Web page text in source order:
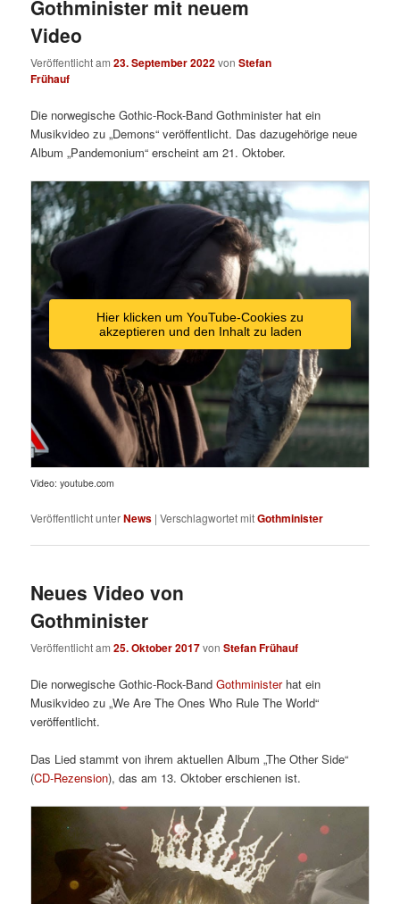
Gothminister mit neuem
Video
Veröffentlicht am23. September 2022vonStefan
Frühauf
Die norwegische Gothic-Rock-Band Gothminister hat ein
Musikvideo zu „Demons“ veröffentlicht. Das dazugehörige neue
Album „Pandemonium“ erscheint am 21. Oktober.
Hier klicken um YouTube-Cookies zu
akzeptieren und den Inhalt zu laden
Video: youtube.com
Veröffentlicht unterNews |Verschlagwortet mitGothminister
Neues Video von
Gothminister
Veröffentlicht am25. Oktober 2017vonStefan Frühauf
Die norwegische Gothic-Rock-BandGothminister hat ein
Musikvideo zu „We Are The Ones Who Rule The World“
veröffentlicht.
Das Lied stammt von ihrem aktuellen Album „The Other Side“
(CD-Rezension), das am 13. Oktober erschienen ist.